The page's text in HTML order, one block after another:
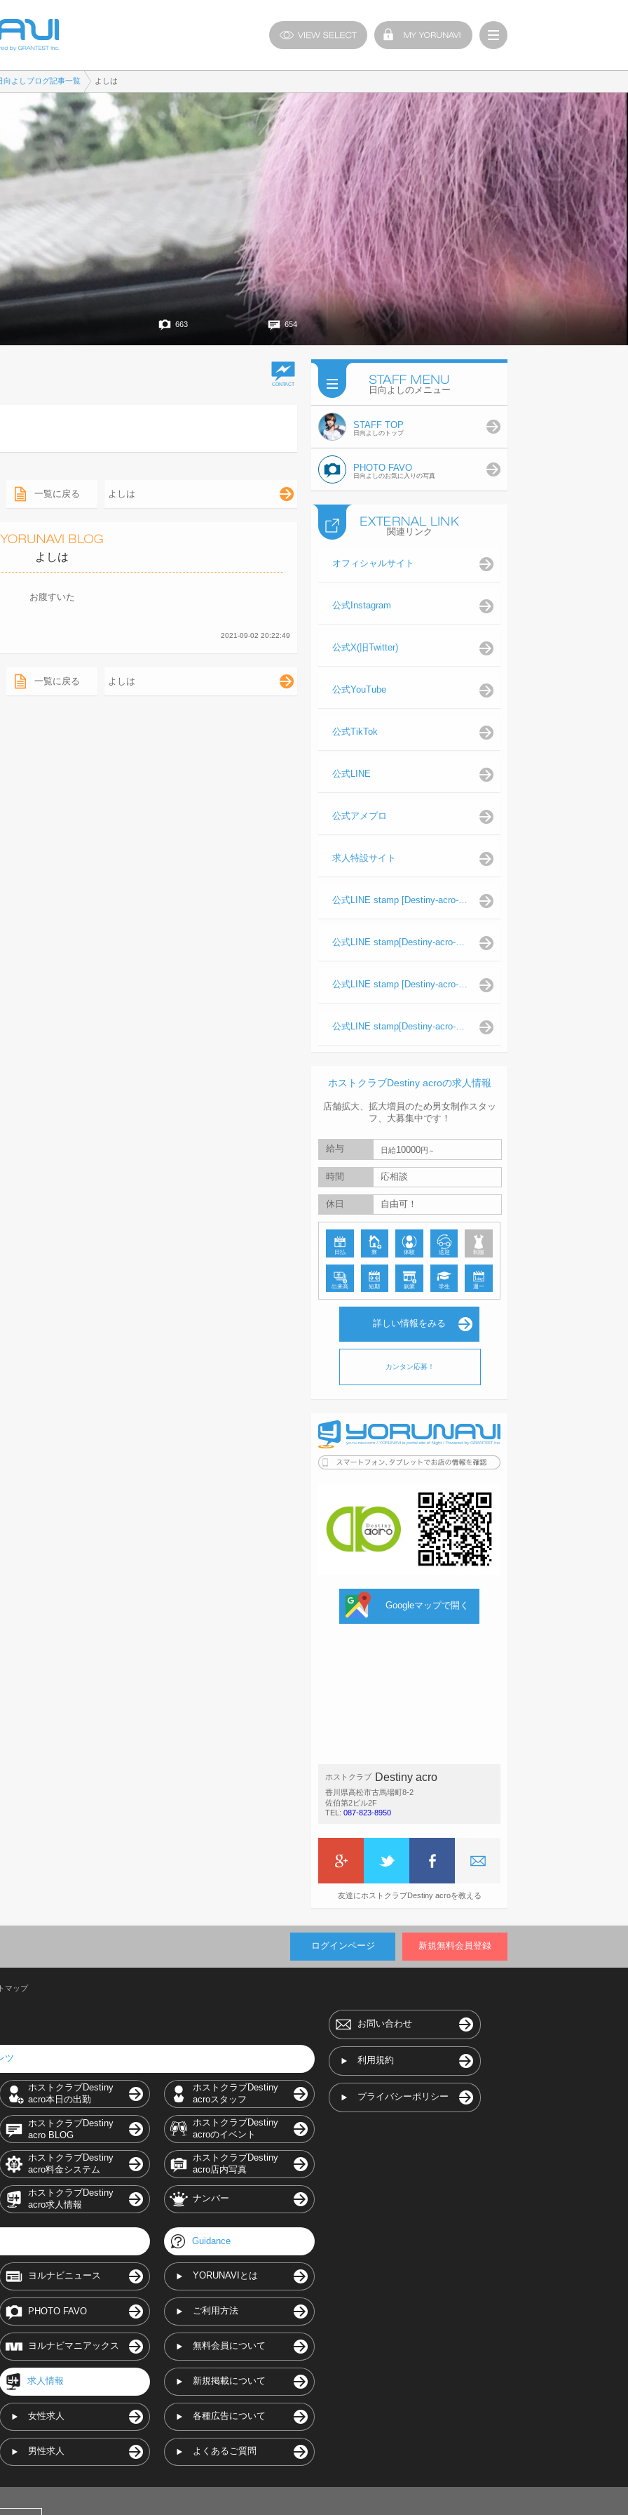
向よしブログ記事一覧 よしは
663 654
一覧に戻る よしは
よしは
お腹すいた
2021-09-02 20:22:49
一覧に戻る よしは
日向よしのメニュー
STAFF TOP
日向よしのトップ
PHOTO FAVO
日向よしのお気に入りの写真
関連リンク
オフィシャルサイト
公式Instagram
公式X(旧Twitter)
公式YouTube
公式TikTok
公式LINE
公式アメブロ
求人特設サイト
公式LINE stamp [Destiny-acro-如月龍代表]
公式LINE stamp[Destiny-acro-日向よし代表代行]
公式LINE stamp [Destiny-acro-波旬]
公式LINE stamp[Destiny-acro-天照陽]
ホストクラブDestiny acroの求人情報
店舗拡大、拡大増員のため男女制作スタッ
フ、大募集中です！
給与 日給10000円
時間 応相談
休日 自由可！
日払 寮 体験 送迎 制服
出来高 短期 副業 学生 週一
詳しい情報をみる
カンタン応募！
Googleマップで開く
ホストクラブ Destiny acro
香川県高松市古馬場町8-2
佐伯第2ビル2F
TEL: 087-823-8950
友達にホストクラブDestiny acroを教える
ログインページ 新規無料会員登録
マップ
ツ
ホストクラブDestiny
acro本日の出勤
ホストクラブDestiny
acroスタッフ
ホストクラブDestiny
acro BLOG
ホストクラブDestiny
acroのイベント
ホストクラブDestiny
acro料金システム
ホストクラブDestiny
acro店内写真
ホストクラブDestiny
acro求人情報
ナンバー
ヨルナビニュース
PHOTO FAVO
ヨルナビマニアックス
求人情報
女性求人
男性求人
Guidance
YORUNAVIとは
ご利用方法
無料会員について
新規掲載について
各種広告について
よくあるご質問
お問い合わせ
利用規約
プライバシーポリシー